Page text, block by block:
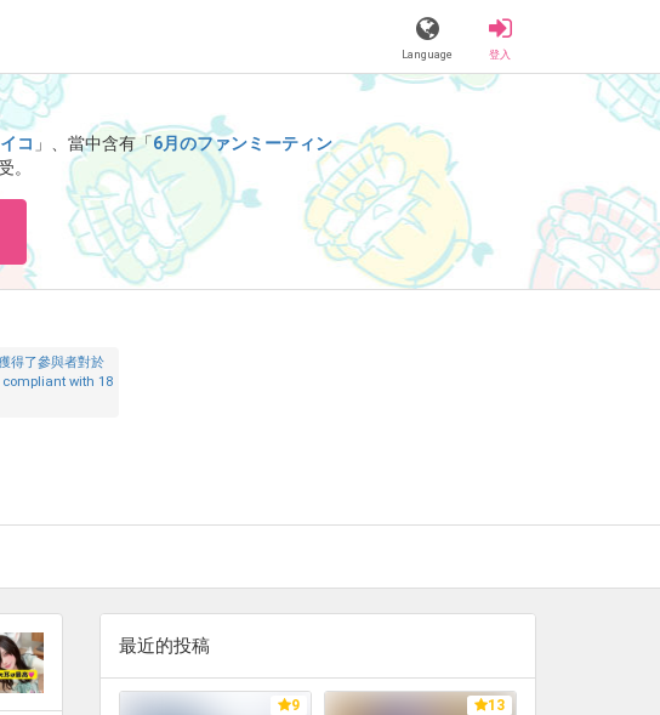
Language 登入
イコ 」、當中含有「6月のファンミーティン
。
得了參與者對於
compliant with 18
最近的投稿
9 13